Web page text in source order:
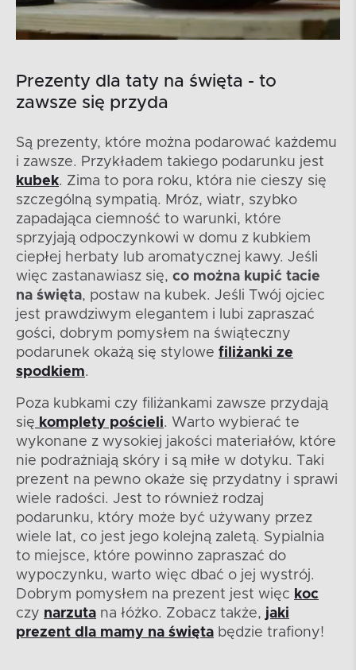
Prezenty dla taty na święta - to
zawsze się przyda
Są prezenty, które można podarować każdemu
i zawsze. Przykładem takiego podarunku jest
kubek. Zima to pora roku, która nie cieszy się
szczególną sympatią. Mróz, wiatr, szybko
zapadająca ciemność to warunki, które
sprzyjają odpoczynkowi w domu z kubkiem
ciepłej herbaty lub aromatycznej kawy. Jeśli
więc zastanawiasz się, co można kupić tacie
na święta, postaw na kubek. Jeśli Twój ojciec
jest prawdziwym elegantem i lubi zapraszać
gości, dobrym pomysłem na świąteczny
podarunek okażą się stylowe filiżanki ze
spodkiem.
Poza kubkami czy filiżankami zawsze przydają
się komplety pościeli. Warto wybierać te
wykonane z wysokiej jakości materiałów, które
nie podrażniają skóry i są miłe w dotyku. Taki
prezent na pewno okaże się przydatny i sprawi
wiele radości. Jest to również rodzaj
podarunku, który może być używany przez
wiele lat, co jest jego kolejną zaletą. Sypialnia
to miejsce, które powinno zapraszać do
wypoczynku, warto więc dbać o jej wystrój.
Dobrym pomysłem na prezent jest więc koc
czy narzuta na łóżko. Zobacz także, jaki
prezent dla mamy na święta będzie trafiony!